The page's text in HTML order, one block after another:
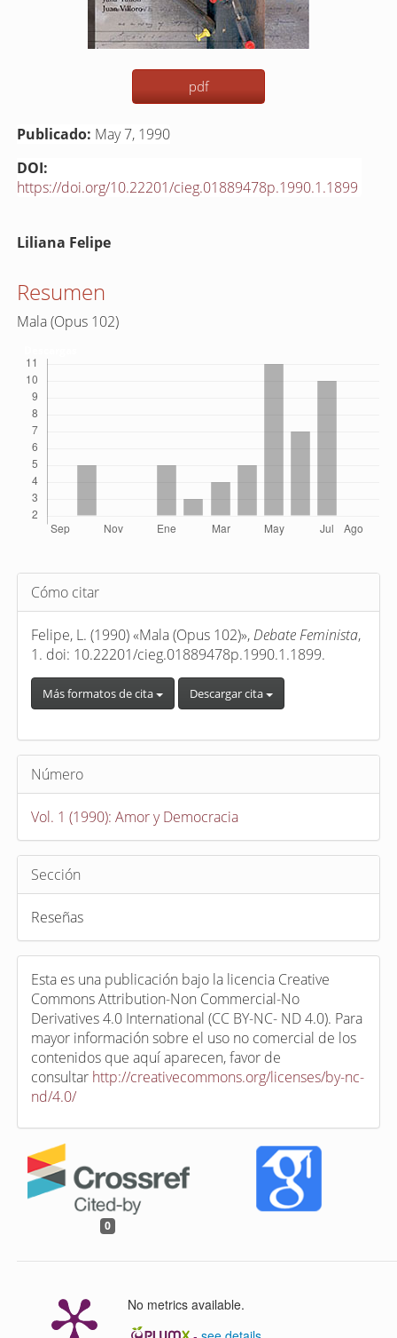
pdf
Publicado: May 7, 1990
DOI:
https://doi.org/10.22201/cieg.01889478p.1990.1.1899
Contenido
del
artículo
Liliana Felipe
Resumen
Mala (Opus 102)
Detalles
del
artículo
Cómo citar
Felipe, L. (1990) «Mala (Opus 102)», Debate Feminista,
1. doi: 10.22201/cieg.01889478p.1990.1.1899.
Más formatos de cita Descargar cita
Número
Vol. 1 (1990): Amor y Democracia
Sección
Reseñas
Esta es una publicación bajo la licencia Creative
Commons Attribution-Non Commercial-No
Derivatives 4.0 International (CC BY-NC- ND 4.0). Para
mayor información sobre el uso no comercial de los
contenidos que aquí aparecen, favor de
consultar http://creativecommons.org/licenses/by-nc-
nd/4.0/
0
No metrics available.